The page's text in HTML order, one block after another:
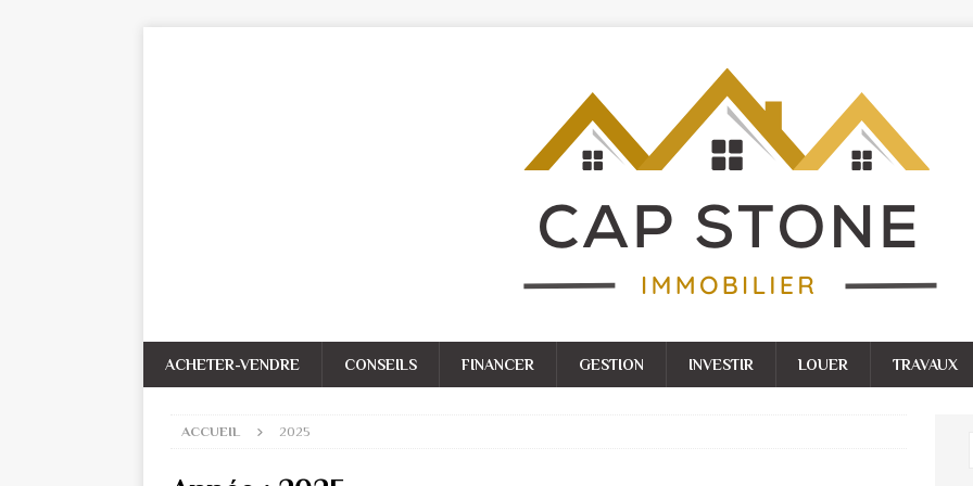
ACHETER-VENDRE CONSEILS FINANCER GESTION INVESTIR LOUER TRAVAUX
ACCUEIL 2025